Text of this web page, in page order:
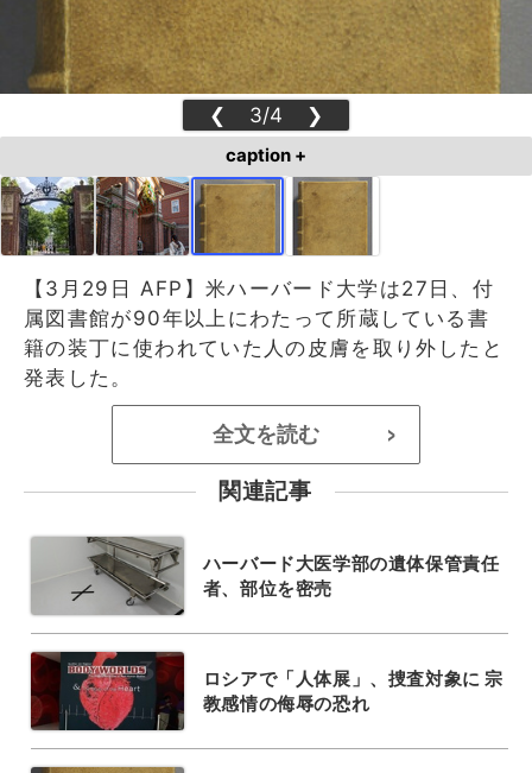
❮ 3/4 ❯
caption +
【3月29日 AFP】米ハーバード大学は27日、付
属図書館が90年以上にわたって所蔵している書
籍の装丁に使われていた人の皮膚を取り外したと
発表した。
全文を読む >
関連記事
ハーバード大医学部の遺体保管責任
者、部位を密売
ロシアで「人体展」、捜査対象に 宗
教感情の侮辱の恐れ